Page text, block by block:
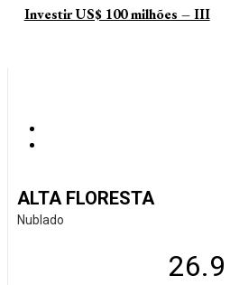
Investir US$ 100 milhões – III
ALTA FLORESTA
Nublado
26.9